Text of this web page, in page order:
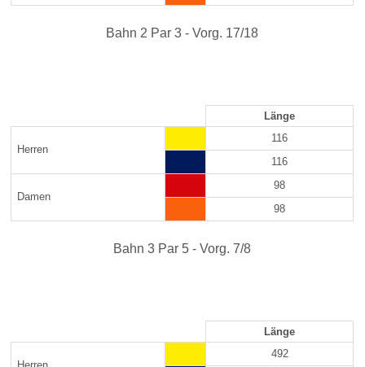
Bahn 2 Par 3 - Vorg. 17/18
Länge
Herren
116
116
Damen
98
98
Bahn 3 Par 5 - Vorg. 7/8
Länge
492